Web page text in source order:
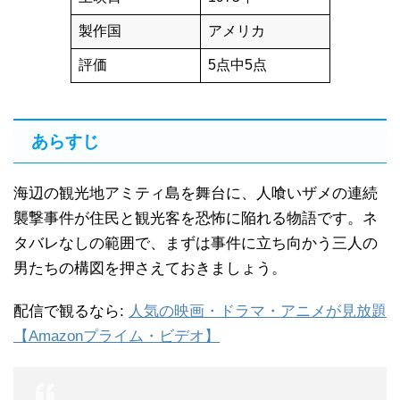
製作国 アメリカ
評価 5点中5点
あらすじ
海辺の観光地アミティ島を舞台に、人喰いザメの連続
襲撃事件が住民と観光客を恐怖に陥れる物語です。ネ
タバレなしの範囲で、まずは事件に立ち向かう三人の
男たちの構図を押さえておきましょう。
配信で観るなら: 人気の映画・ドラマ・アニメが見放題
【Amazonプライム・ビデオ】